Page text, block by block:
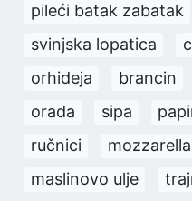
pileći batak zabatak
svinjska lopatica
orhideja
brancin
orada
sipa
ručnici
mozzarella
maslinovo ulje